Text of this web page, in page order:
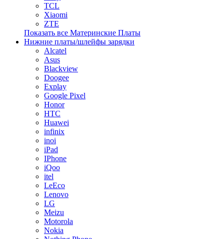
TCL
Xiaomi
ZTE
Показать все Материнские Платы
Нижние платы/шлейфы зарядки
Alcatel
Asus
Blackview
Doogee
Explay
Google Pixel
Honor
HTC
Huawei
infinix
inoi
iPad
IPhone
iQoo
itel
LeEco
Lenovo
LG
Meizu
Motorola
Nokia